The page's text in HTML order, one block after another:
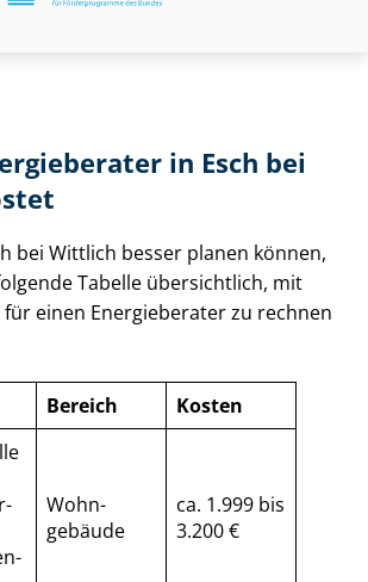
in Esch bei
bei Wittlich besser planen können,
Tabelle übersichtlich, mit
einen Energieberater zu rechnen
Bereich
Kosten
Wohn­
gebäude
ca. 1.999 bis
3.200 €